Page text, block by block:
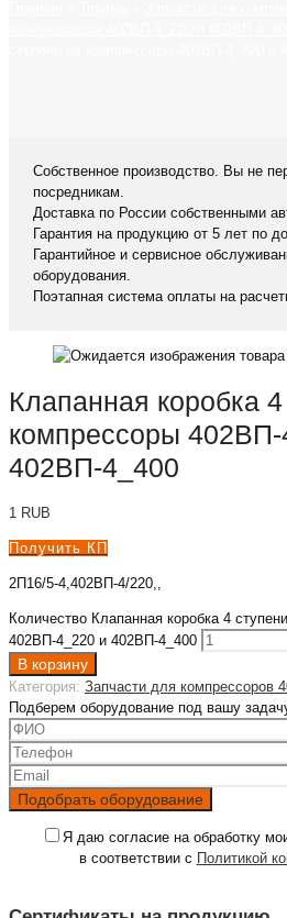
Собственное производство. Вы не
посредникам.
Доставка по России собственными
Гарантия на продукцию от 5 лет по
Гарантийное и сервисное
оборудования.
Поэтапная система оплаты на
Клапанная коробка
компрессоры 402ВП-
402ВП-4_400
1 RUB
Получить КП
2П16/5-4,402ВП-4/220,,
Количество Клапанная коробка 4
402ВП-4_220 и 402ВП-4_400
В корзину
Категория: Запчасти для компрессоров
Подберем оборудование под вашу
Я даю согласие на обработку
в соответствии с Политикой